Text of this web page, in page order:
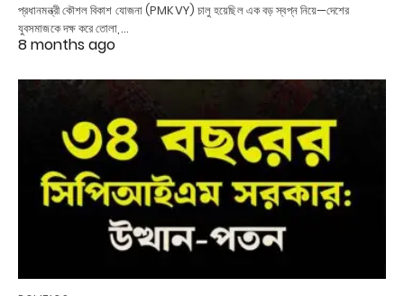
প্রধানমন্ত্রী কৌশল বিকাশ যোজনা (PMKVY) চালু হয়েছিল এক বড় স্বপ্ন নিয়ে—দেশের
যুবসমাজকে দক্ষ করে তোলা,…
8 months ago